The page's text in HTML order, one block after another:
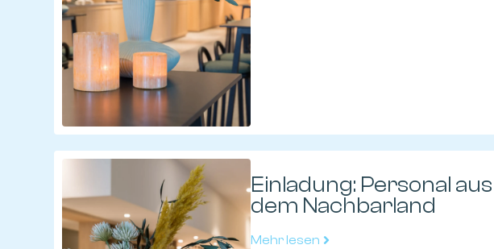
Einladung: Personal aus
dem Nachbarland
Mehr lesen